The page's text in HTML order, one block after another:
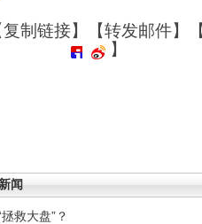
复制链接】【转发邮件】
】
闻
救大盘”？